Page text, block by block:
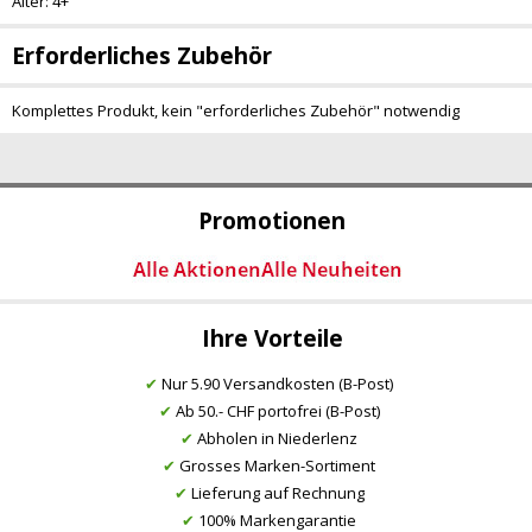
Promotionen
Ihre Vorteile
✔ Nur 5.90 Versandkosten (B-Post)
✔ Ab 50.- CHF portofrei (B-Post)
✔ Abholen in Niederlenz
✔ Grosses Marken-Sortiment
✔ Lieferung auf Rechnung
✔ 100% Markengarantie
Erforderliches Zubehör
Komplettes Produkt, kein "erforderliches Zubehör" notwendig